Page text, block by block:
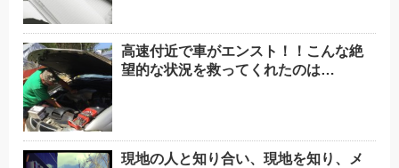
高速付近で車がエンスト！！こんな絶
望的な状況を救ってくれたのは…
現地の人と知り合い、現地を知り、メ